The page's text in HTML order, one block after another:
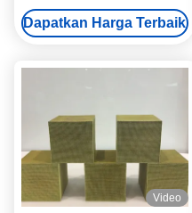
Tinggi untuk Konverter
Katalitik
Dapatkan Harga Terbaik
Video